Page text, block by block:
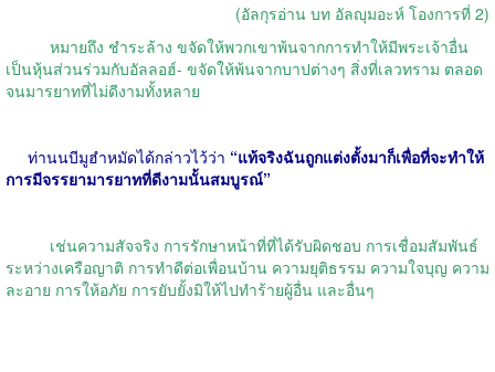
(อัลกุรอ่าน บท อัลญุมอะห์ โองการที่ 2)
หมายถึง ชำระล้าง ขจัดให้พวกเขาพ้นจากการทำให้มีพระเจ้าอื่น
เป็นหุ้นส่วนร่วมกับอัลลอฮ์- ขจัดให้พ้นจากบาปต่างๆ สิ่งที่เลวทราม ตลอด
จนมารยาทที่ไม่ดีงามทั้งหลาย
ท่านนบีมูฮำหมัดได้กล่าวไว้ว่า “แท้จริงฉันถูกแต่งตั้งมาก็เพื่อที่จะทำให้
การมีจรรยามารยาทที่ดีงามนั้นสมบูรณ์”
เช่นความสัจจริง การรักษาหน้าที่ที่ได้รับผิดชอบ การเชื่อมสัมพันธ์
ระหว่างเครือญาติ การทำดีต่อเพื่อนบ้าน ความยุติธรรม ความใจบุญ ความ
ละอาย การให้อภัย การยับยั้งมิให้ไปทำร้ายผู้อื่น และอื่นๆ